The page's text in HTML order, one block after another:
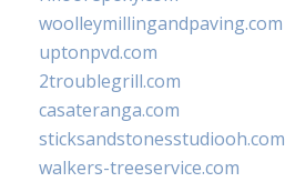
woolleymillingandpaving.com
uptonpvd.com
2troublegrill.com
casateranga.com
sticksandstonesstudiooh.com
walkers-treeservice.com